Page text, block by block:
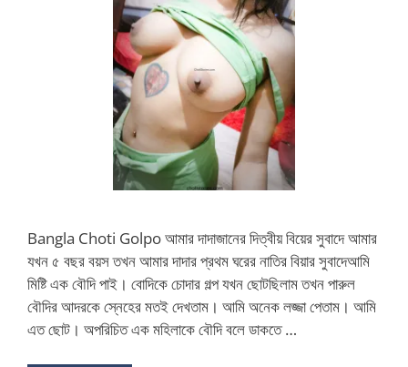
Bangla Choti Golpo আমার দাদাজানের দিত্বীয় বিয়ের সুবাদে আমার
যখন ৫ বছর বয়স তখন আমার দাদার প্রথম ঘরের নাতির বিয়ার সুবাদেআমি
মিষ্টি এক বৌদি পাই। বোদিকে চোদার গল্প যখন ছোটছিলাম তখন পারুল
বৌদির আদরকে স্নেহের মতই দেখতাম। আমি অনেক লজ্জা পেতাম। আমি
এত ছোট। অপরিচিত এক মহিলাকে বৌদি বলে ডাকতে …